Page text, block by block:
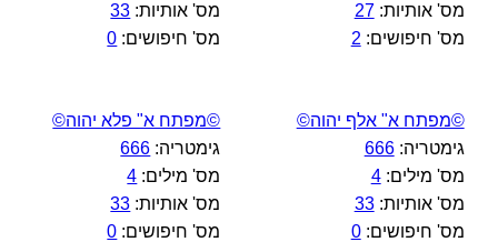
מס' אותיות:27
מס' חיפושים: 2
מס' אותיות: 33
מס' חיפושים: 0
©מפתח א" אלף יהוה©
גימטריה:666
מס' מילים:4
מס' אותיות:33
מס' חיפושים:0
©מפתח א" פלא יהוה©
גימטריה: 666
מס' מילים: 4
מס' אותיות: 33
מס' חיפושים: 0